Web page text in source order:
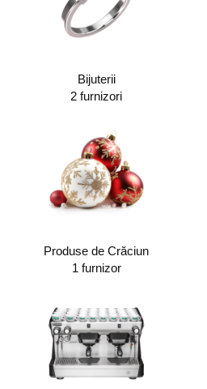
Bijuterii
2 furnizori
Produse de Crăciun
1 furnizor